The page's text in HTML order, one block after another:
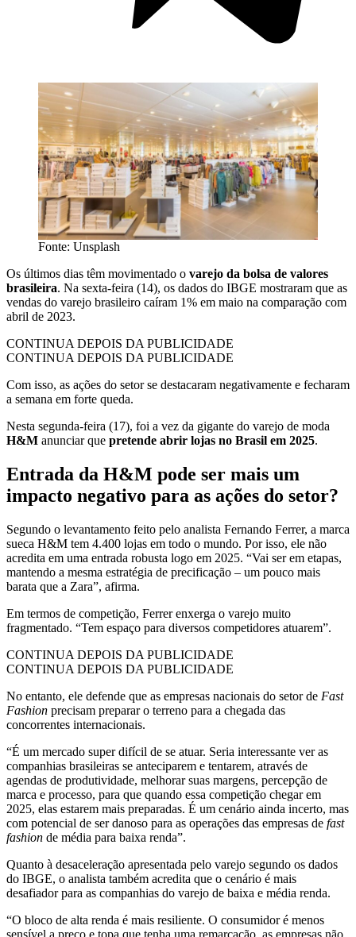
Fonte: Unsplash
Os últimos dias têm movimentado o varejo da bolsa de valores
brasileira. Na sexta-feira (14), os dados do IBGE mostraram que as
vendas do varejo brasileiro caíram 1% em maio na comparação com
abril de 2023.
CONTINUA DEPOIS DA PUBLICIDADE
CONTINUA DEPOIS DA PUBLICIDADE
Com isso, as ações do setor se destacaram negativamente e fecharam
a semana em forte queda.
Nesta segunda-feira (17), foi a vez da gigante do varejo de moda
H&M anunciar que pretende abrir lojas no Brasil em 2025.
Entrada da H&M pode ser mais um
impacto negativo para as ações do setor?
Segundo o levantamento feito pelo analista Fernando Ferrer, a marca
sueca H&M tem 4.400 lojas em todo o mundo. Por isso, ele não
acredita em uma entrada robusta logo em 2025. “Vai ser em etapas,
mantendo a mesma estratégia de precificação – um pouco mais
barata que a Zara”, afirma.
Em termos de competição, Ferrer enxerga o varejo muito
fragmentado. “Tem espaço para diversos competidores atuarem”.
CONTINUA DEPOIS DA PUBLICIDADE
CONTINUA DEPOIS DA PUBLICIDADE
No entanto, ele defende que as empresas nacionais do setor de Fast
Fashion precisam preparar o terreno para a chegada das
concorrentes internacionais.
“É um mercado super difícil de se atuar. Seria interessante ver as
companhias brasileiras se anteciparem e tentarem, através de
agendas de produtividade, melhorar suas margens, percepção de
marca e processo, para que quando essa competição chegar em
2025, elas estarem mais preparadas. É um cenário ainda incerto, mas
com potencial de ser danoso para as operações das empresas de fast
fashion de média para baixa renda”.
Quanto à desaceleração apresentada pelo varejo segundo os dados
do IBGE, o analista também acredita que o cenário é mais
desafiador para as companhias do varejo de baixa e média renda.
“O bloco de alta renda é mais resiliente. O consumidor é menos
sensível a preço e topa que tenha uma remarcação, as empresas não